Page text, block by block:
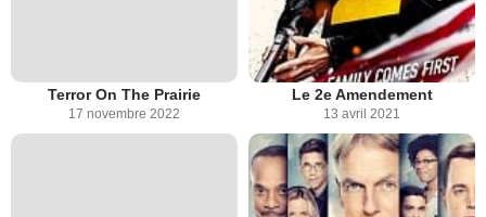
Terror On The Prairie
17 novembre 2022
Le 2e Amendement
13 avril 2021